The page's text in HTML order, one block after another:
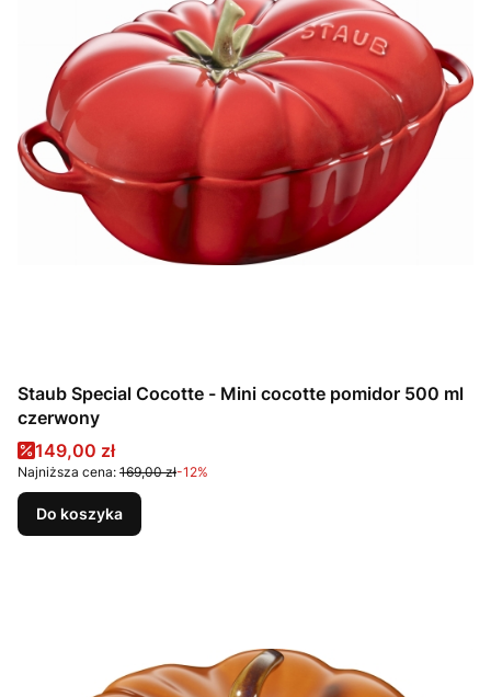
Staub Special Cocotte - Mini cocotte pomidor 500 ml
czerwony
Cena promocyjna
149,00 zł
Najniższa cena: 169,00 zł-12%
Do koszyka